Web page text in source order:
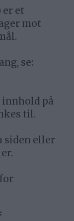
er et
mot
se:
på
til.
siden eller